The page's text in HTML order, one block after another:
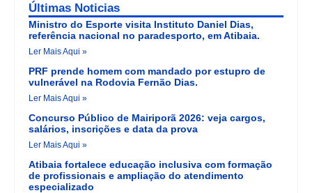
Últimas Noticias
Ministro do Esporte visita Instituto Daniel Dias,
referência nacional no paradesporto, em Atibaia.
Ler Mais Aqui »
PRF prende homem com mandado por estupro de
vulnerável na Rodovia Fernão Dias.
Ler Mais Aqui »
Concurso Público de Mairiporã 2026: veja cargos,
salários, inscrições e data da prova
Ler Mais Aqui »
Atibaia fortalece educação inclusiva com formação
de profissionais e ampliação do atendimento
especializado